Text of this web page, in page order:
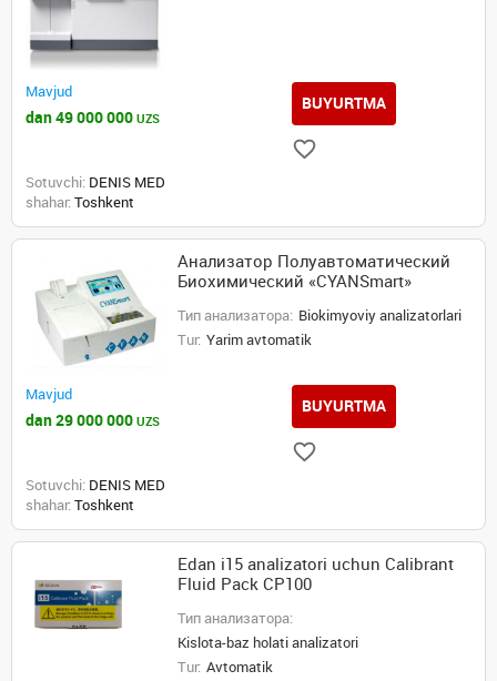
Mavjud
dan 49 000 000 UZS
BUYURTMA
Sotuvchi: DENIS MED
shahar: Toshkent
Анализатор Полуавтоматический
Биохимический «CYANSmart»
Тип анализатора: Biokimyoviy analizatorlari
Tur: Yarim avtomatik
Mavjud
dan 29 000 000 UZS
BUYURTMA
Sotuvchi: DENIS MED
shahar: Toshkent
Edan i15 analizatori uchun Calibrant
Fluid Pack CP100
Тип анализатора:
Kislota-baz holati analizatori
Tur: Avtomatik